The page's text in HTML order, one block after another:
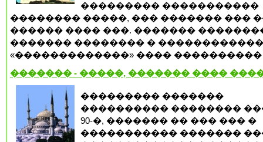
��������� �����������
�������� �����, ��� ������� ���
������ ���� ���. �������
������� �������� �
«�������������» ���� ����������
������� - �����, ������� ����
��������� �������
���������� ��������
90-�, ������� �� ��� ��� �
����������� �������